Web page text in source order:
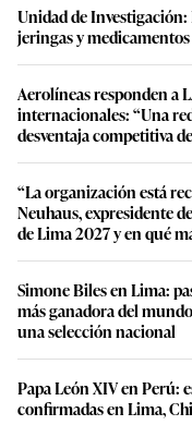
Unidad de
jeringas y
Aerolíneas responden a
internacionales: “Una
desventaja competitiva
“La organización está
Neuhaus, expresidente
de Lima 2027 y en qué
Simone Biles en Lima:
más ganadora del
una selección nacional
Papa León XIV en Perú:
confirmadas en Lima,